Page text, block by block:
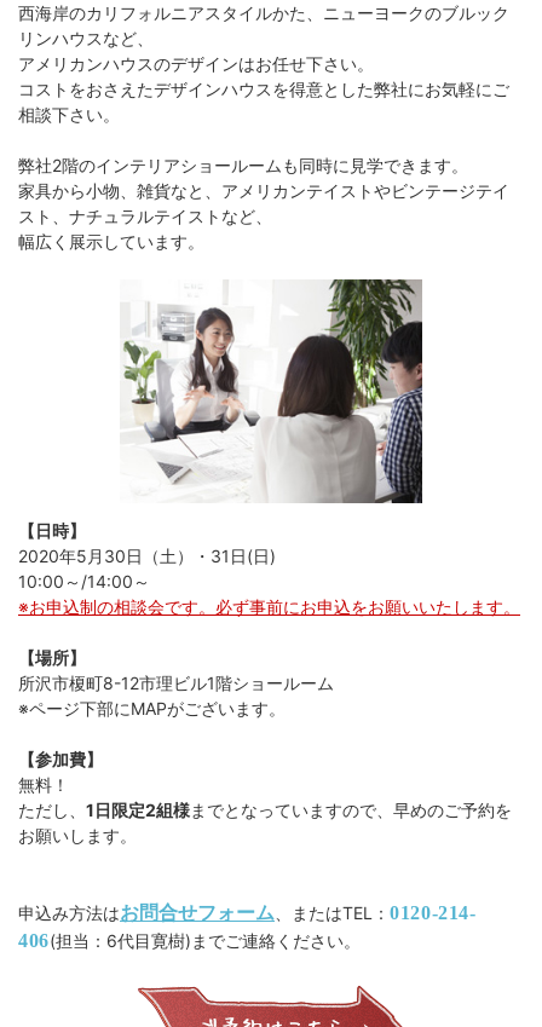
西海岸のカリフォルニアスタイルかた、ニューヨークのブルック
リンハウスなど、
アメリカンハウスのデザインはお任せ下さい。
コストをおさえたデザインハウスを得意とした弊社にお気軽にご
相談下さい。
弊社2階のインテリアショールームも同時に見学できます。
家具から小物、雑貨なと、アメリカンテイストやビンテージテイ
スト、ナチュラルテイストなど、
幅広く展示しています。
【日時】
2020年5月30日（土）・31日(日)
10:00～/14:00～
※お申込制の相談会です。必ず事前にお申込をお願いいたします。
【場所】
所沢市榎町8-12市理ビル1階ショールーム
※ページ下部にMAPがございます。
【参加費】
無料！
ただし、 1日限定2組様までとなっていますので、早めのご予約を
お願いします。
申込み方法はお問合せフォーム、またはTEL： 0120-214-
406(担当：6代目寛樹)までご連絡ください。